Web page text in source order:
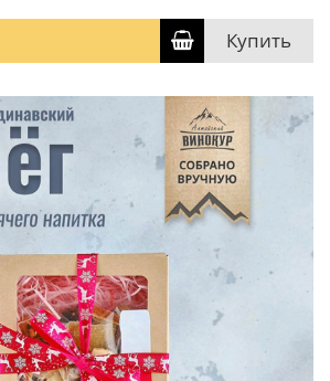
Купить